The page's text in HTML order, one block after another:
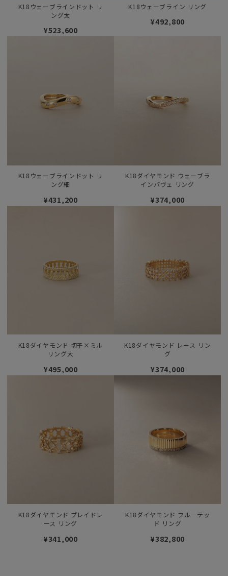
K18ウェーブラインドット リ
ング太
¥523,600
K18ウェーブライン リング
¥492,800
K18ウェーブラインドット リ
ング細
¥431,200
K18ダイヤモンド ウェーブラ
インパヴェ リング
¥374,000
K18ダイヤモンド 切子×ミル
リング大
¥495,000
K18ダイヤモンド レース リン
グ
¥374,000
K18ダイヤモンド プレイドレ
ース リング
¥341,000
K18ダイヤモンド フル―テッ
ド リング
¥382,800